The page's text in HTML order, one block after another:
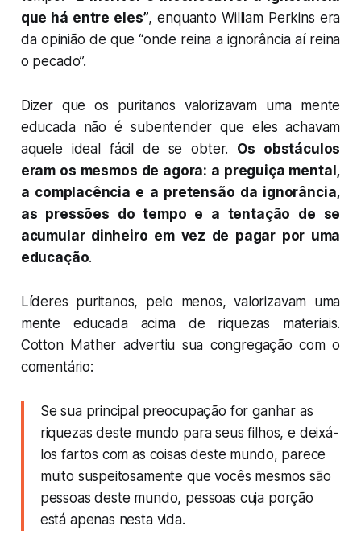
que há entre eles”, enquanto William Perkins era
da opinião de que “onde reina a ignorância aí reina
o pecado”.
Dizer que os puritanos valorizavam uma mente
educada não é subentender que eles achavam
aquele ideal fácil de se obter. Os obstáculos
eram os mesmos de agora: a preguiça mental,
a complacência e a pretensão da ignorância,
as pressões do tempo e a tentação de se
acumular dinheiro em vez de pagar por uma
educação.
Líderes puritanos, pelo menos, valorizavam uma
mente educada acima de riquezas materiais.
Cotton Mather advertiu sua congregação com o
comentário:
Se sua principal preocupação for ganhar as
riquezas deste mundo para seus filhos, e deixá-
los fartos com as coisas deste mundo, parece
muito suspeitosamente que vocês mesmos são
pessoas deste mundo, pessoas cuja porção
está apenas nesta vida.